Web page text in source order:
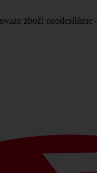
zboží neodesíláme